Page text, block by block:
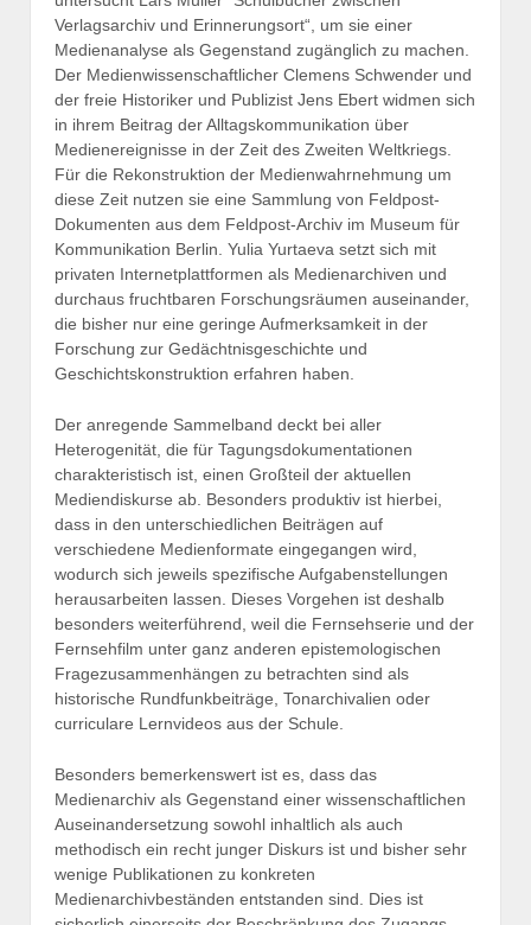
Verlagsarchiv und Erinnerungsort“, um sie einer
Medienanalyse als Gegenstand zugänglich zu machen.
Der Medienwissenschaftlicher Clemens Schwender und
der freie Historiker und Publizist Jens Ebert widmen sich
in ihrem Beitrag der Alltagskommunikation über
Medienereignisse in der Zeit des Zweiten Weltkriegs.
Für die Rekonstruktion der Medienwahrnehmung um
diese Zeit nutzen sie eine Sammlung von Feldpost-
Dokumenten aus dem Feldpost-Archiv im Museum für
Kommunikation Berlin. Yulia Yurtaeva setzt sich mit
privaten Internetplattformen als Medienarchiven und
durchaus fruchtbaren Forschungsräumen auseinander,
die bisher nur eine geringe Aufmerksamkeit in der
Forschung zur Gedächtnisgeschichte und
Geschichtskonstruktion erfahren haben.
Der anregende Sammelband deckt bei aller
Heterogenität, die für Tagungsdokumentationen
charakteristisch ist, einen Großteil der aktuellen
Mediendiskurse ab. Besonders produktiv ist hierbei,
dass in den unterschiedlichen Beiträgen auf
verschiedene Medienformate eingegangen wird,
wodurch sich jeweils spezifische Aufgabenstellungen
herausarbeiten lassen. Dieses Vorgehen ist deshalb
besonders weiterführend, weil die Fernsehserie und der
Fernsehfilm unter ganz anderen epistemologischen
Fragezusammenhängen zu betrachten sind als
historische Rundfunkbeiträge, Tonarchivalien oder
curriculare Lernvideos aus der Schule.
Besonders bemerkenswert ist es, dass das
Medienarchiv als Gegenstand einer wissenschaftlichen
Auseinandersetzung sowohl inhaltlich als auch
methodisch ein recht junger Diskurs ist und bisher sehr
wenige Publikationen zu konkreten
Medienarchivbeständen entstanden sind. Dies ist